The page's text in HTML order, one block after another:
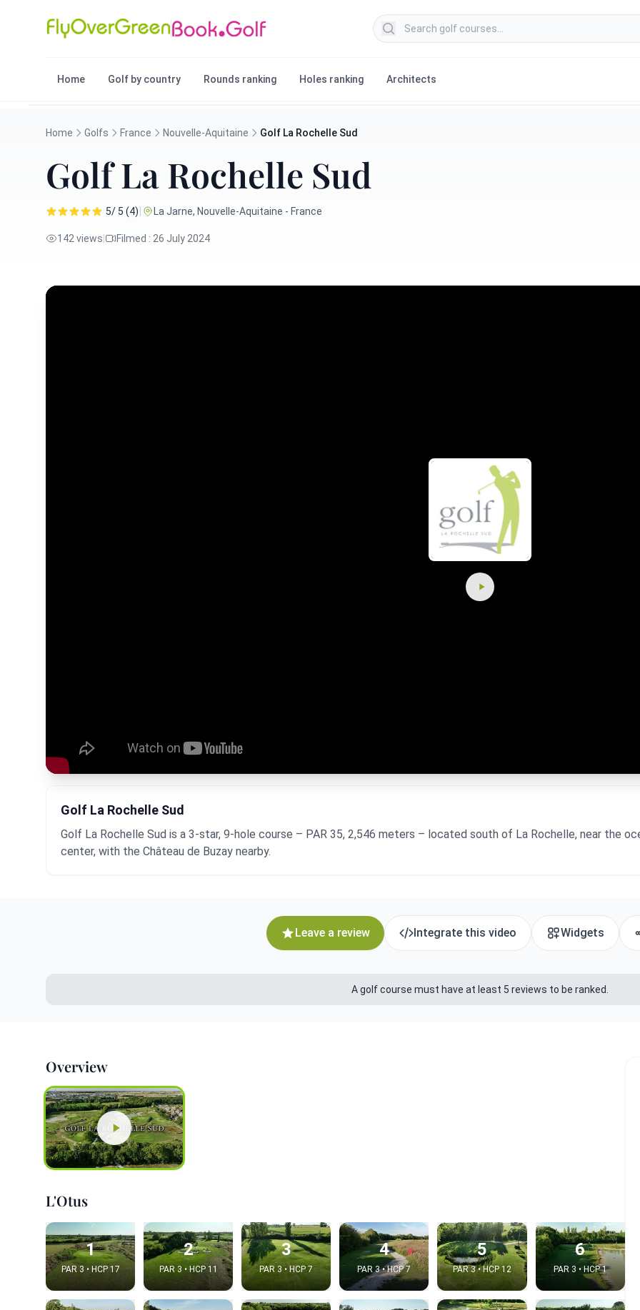
Search golf courses
Home Golf by country Rounds ranking Holes ranking Architects
Home Golfs France Nouvelle-Aquitaine Golf La Rochelle Sud
Golf La Rochelle Sud
5/ 5 (4)| La Jarne, Nouvelle-Aquitaine - France
142 views Filmed : 26 July 2024
Golf La Rochelle Sud
Golf La Rochelle Sud is a 3-star, 9-hole course – PAR 35, 2,546 meters – located south of La Rochelle, near the
center, with the Château de Buzay nearby.
Leave a review Integrate this video Widgets
A golf course must have at least 5 reviews to be ranked.
Overview
L'Otus
1
PAR 3 • HCP 17
2
PAR 3 • HCP 11
3
PAR 3 • HCP 7
4
PAR 3 • HCP 7
5
PAR 3 • HCP 12
6
PAR 3 • HCP 1